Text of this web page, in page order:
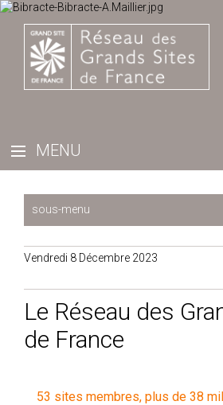
Vendredi 8 Décembre 2023
Le Réseau des
de France
53 sites membres, plus de 38